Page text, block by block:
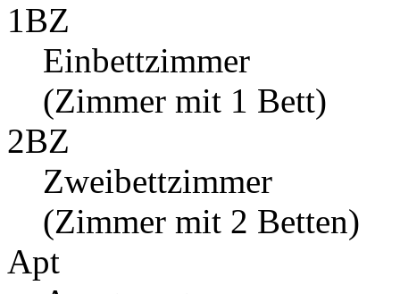
1BZ
Einbettzimmer
(Zimmer mit 1 Bett)
2BZ
Zweibettzimmer
(Zimmer mit 2 Betten)
Apt